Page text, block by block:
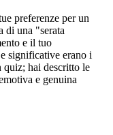
preferenze per un
di una "serata
e il tuo
significative erano i
hai descritto le
e genuina